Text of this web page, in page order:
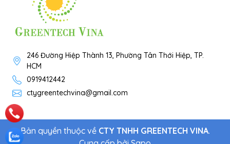
246 Đường Hiệp Thành 13, Phường Tân Thới Hiệp, TP.
HCM
0919412442
ctygreentechvina@gmail.com
Bản quyền thuộc về CTY TNHH GREENTECH VINA.